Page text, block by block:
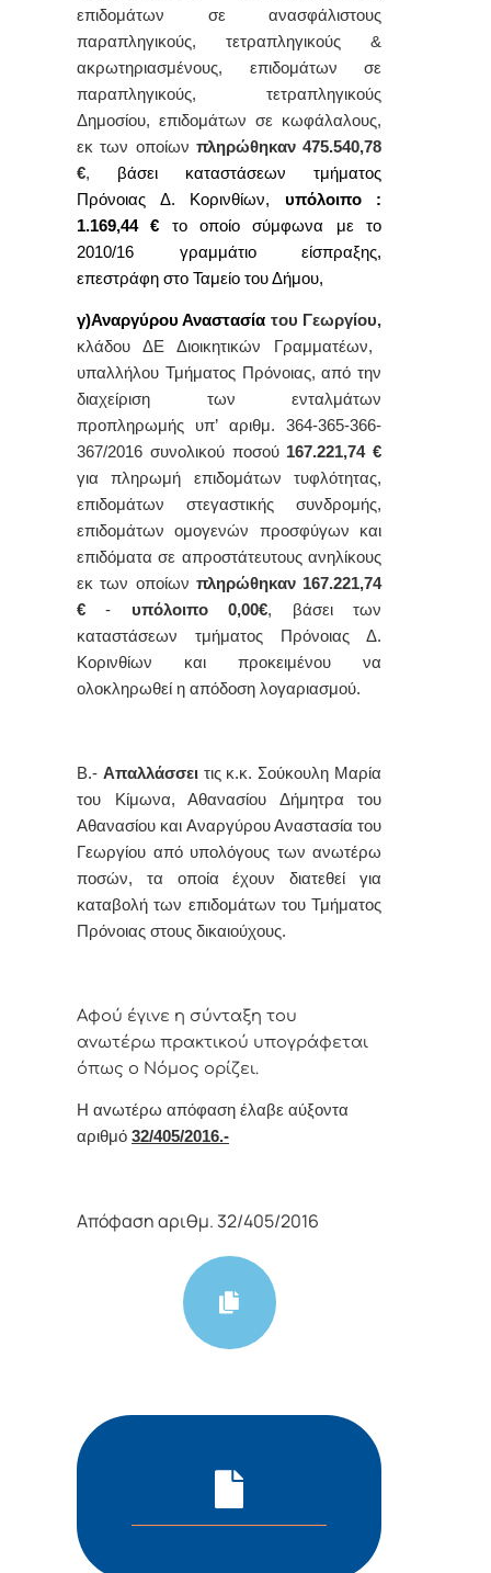
επιδομάτων σε ανασφάλιστους
παραπληγικούς, τετραπληγικούς &
ακρωτηριασμένους, επιδομάτων σε
παραπληγικούς, τετραπληγικούς
Δημοσίου, επιδομάτων σε κωφάλαλους,
εκ των οποίων πληρώθηκαν 475.540,78
€, βάσει καταστάσεων τμήματος
Πρόνοιας Δ. Κορινθίων, υπόλοιπο :
1.169,44 € το οποίο σύμφωνα με το
2010/16 γραμμάτιο είσπραξης,
επεστράφη στο Ταμείο του Δήμου,
γ)Αναργύρου Αναστασία του Γεωργίου,
κλάδου ΔΕ Διοικητικών Γραμματέων,
υπαλλήλου Τμήματος Πρόνοιας, από την
διαχείριση των ενταλμάτων
προπληρωμής υπ’ αριθμ. 364-365-366-
367/2016 συνολικού ποσού 167.221,74 €
για πληρωμή επιδομάτων τυφλότητας,
επιδομάτων στεγαστικής συνδρομής,
επιδομάτων ομογενών προσφύγων και
επιδόματα σε απροστάτευτους ανηλίκους
εκ των οποίων πληρώθηκαν 167.221,74
€- υπόλοιπο 0,00€, βάσει των
καταστάσεων τμήματος Πρόνοιας Δ.
Κορινθίων και προκειμένου να
ολοκληρωθεί η απόδοση λογαριασμού.
Β.- Απαλλάσσειτις κ.κ. Σούκουλη Μαρία
του Κίμωνα, Αθανασίου Δήμητρα του
Αθανασίου και Αναργύρου Αναστασία του
Γεωργίου από υπολόγους των ανωτέρω
ποσών, τα οποία έχουν διατεθεί για
καταβολή των επιδομάτων του Τμήματος
Πρόνοιας στους δικαιούχους.
Αφoύ έγιvε η σύvταξη τoυ
αvωτέρω πρακτικoύ υπoγράφεται
όπως o Νόμoς oρίζει.
Η αvωτέρω απόφαση έλαβε αύξοντα
αριθμό 32/405/2016.-
Απόφαση αριθμ. 32/405/2016